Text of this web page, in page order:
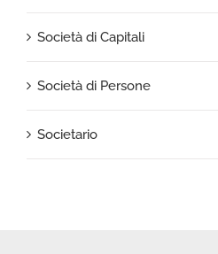
Società di Capitali
Società di Persone
Societario